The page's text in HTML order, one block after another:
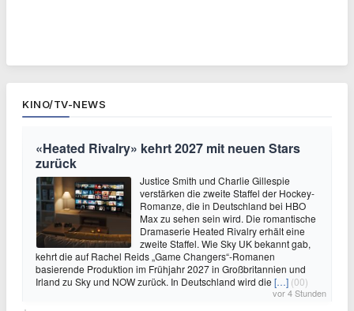
KINO/TV-NEWS
«Heated Rivalry» kehrt 2027 mit neuen Stars
zurück
Justice Smith und Charlie Gillespie
verstärken die zweite Staffel der Hockey-
Romanze, die in Deutschland bei HBO
Max zu sehen sein wird. Die romantische
Dramaserie Heated Rivalry erhält eine
zweite Staffel. Wie Sky UK bekannt gab,
kehrt die auf Rachel Reids „Game Changers“-Romanen
basierende Produktion im Frühjahr 2027 in Großbritannien und
Irland zu Sky und NOW zurück. In Deutschland wird die […] (00)
vor 4 Stunden